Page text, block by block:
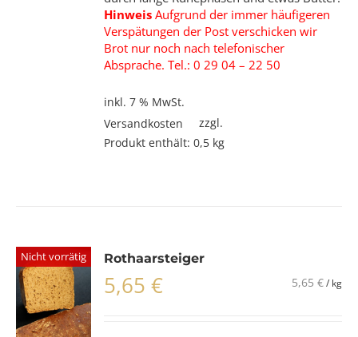
Hinweis Aufgrund der immer häufigeren
Verspätungen der Post verschicken wir
Brot nur noch nach telefonischer
Absprache. Tel.: 0 29 04 – 22 50
inkl. 7 % MwSt.
zzgl.
Versandkosten
Produkt enthält: 0,5 kg
Nicht vorrätig Rothaarsteiger
5,65€ 5,65 €/ kg